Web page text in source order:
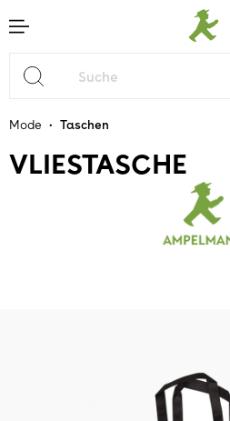
springen
Mode • Taschen
VLIESTASCHE